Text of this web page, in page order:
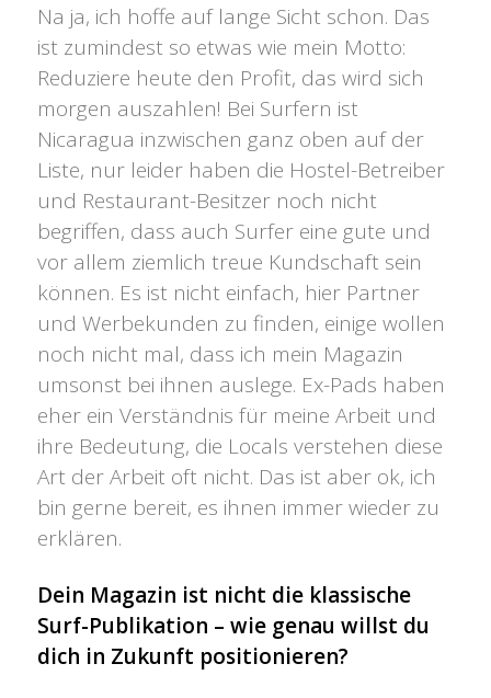
Na ja, ich hoffe auf lange Sicht schon. Das
ist zumindest so etwas wie mein Motto:
Reduziere heute den Profit, das wird sich
morgen auszahlen! Bei Surfern ist
Nicaragua inzwischen ganz oben auf der
Liste, nur leider haben die Hostel-Betreiber
und Restaurant-Besitzer noch nicht
begriffen, dass auch Surfer eine gute und
vor allem ziemlich treue Kundschaft sein
können. Es ist nicht einfach, hier Partner
und Werbekunden zu finden, einige wollen
noch nicht mal, dass ich mein Magazin
umsonst bei ihnen auslege. Ex-Pads haben
eher ein Verständnis für meine Arbeit und
ihre Bedeutung, die Locals verstehen diese
Art der Arbeit oft nicht. Das ist aber ok, ich
bin gerne bereit, es ihnen immer wieder zu
erklären.
Dein Magazin ist nicht die klassische
Surf-Publikation – wie genau willst du
dich in Zukunft positionieren?